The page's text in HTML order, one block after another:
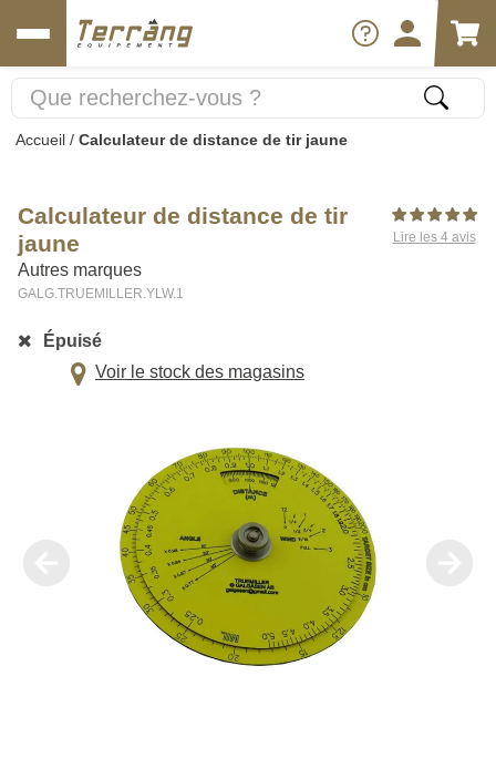
Accueil / Calculateur de distance de tir jaune
Calculateur de distance de tir
jaune
Autres marques
GALG.TRUEMILLER.YLW.1
Lire les 4 avis
Épuisé
Voir le stock des magasins